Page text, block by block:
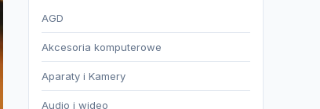
AGD
Akcesoria komputerowe
Aparaty i Kamery
Audio i wideo